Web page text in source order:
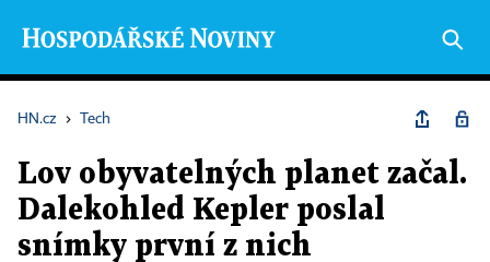
HN.cz › Tech
Lov obyvatelných planet začal.
Dalekohled Kepler poslal
snímky první z nich